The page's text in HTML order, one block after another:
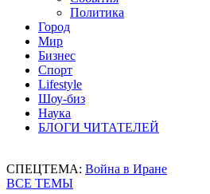
Политика
Город
Мир
Бизнес
Спорт
Lifestyle
Шоу-биз
Наука
БЛОГИ ЧИТАТЕЛЕЙ
СПЕЦТЕМА: Война в Иране
ВСЕ ТЕМЫ